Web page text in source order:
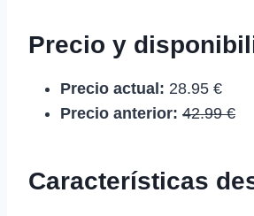
Precio y
Precio actual: 28.95 €
Precio anterior: 42.99 €
Características